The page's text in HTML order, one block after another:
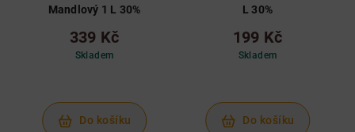
Mandlový 1 L 30%
339 Kč
Skladem
Do košíku
L 30%
199 Kč
Skladem
Do košíku